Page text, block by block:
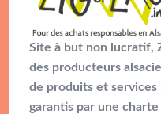
Site à but non lucratif,
des producteurs
de produits et services
garantis par une